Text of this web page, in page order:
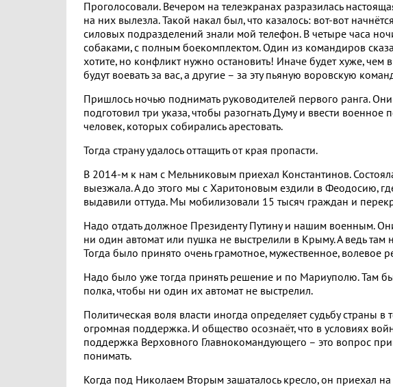
Проголосовали. Вечером на телеэкранах разразилась
на них вылезла. Такой накал был, что казалось: вот-вот
силовых подразделений знали мой телефон. В четыре часа
собаками, с полным боекомплектом. Один из командиров
хотите, но конфликт нужно остановить! Иначе будет хуже,
будут воевать за вас, а другие – за эту пьяную воровскую
Пришлось ночью поднимать руководителей первого ранга.
подготовил три указа, чтобы разогнать Думу и ввести
человек, которых собирались арестовать.
Тогда страну удалось оттащить от края пропасти.
В 2014-м к нам с Мельниковым приехал Константинов.
выезжала. А до этого мы с Харитоновым ездили в Феодосию,
выдавили оттуда. Мы мобилизовали 15 тысяч граждан и
Надо отдать должное Президенту Путину и нашим военным.
ни один автомат или пушка не выстрелили в Крыму. А ведь там
Тогда было принято очень грамотное, мужественное, волевое
Надо было уже тогда принять решение и по Мариуполю. Там
полка, чтобы ни один их автомат не выстрелил.
Политическая воля власти иногда определяет судьбу страны в
огромная поддержка. И общество осознаёт, что в условиях
поддержка Верховного Главнокомандующего – это вопрос
понимать.
Когда под Николаем Вторым зашаталось кресло, он приехал